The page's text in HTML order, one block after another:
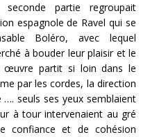
partie regroupait
espagnole de Ravel qui se
Boléro, avec lequel
à bouder leur plaisir et le
œuvre partit si loin dans le
par les cordes, la direction
seuls ses yeux semblaient
à tour intervenaient au gré
confiance et de cohésion